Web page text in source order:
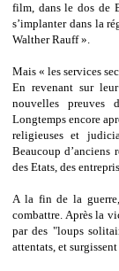
film, dans le dos de
s’implanter dans la
Walther Rauff ».
Mais « les services
En revenant sur
nouvelles preuves
Longtemps encore
religieuses et
Beaucoup d’anciens
des Etats, des
A la fin de la
combattre. Après la
par des "loups
attentats, et